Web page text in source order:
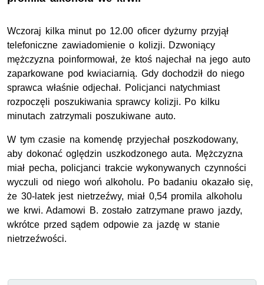
Wczoraj kilka minut po 12.00 oficer dyżurny przyjął
telefoniczne zawiadomienie o kolizji. Dzwoniący
mężczyzna poinformował, że ktoś najechał na jego auto
zaparkowane pod kwiaciarnią. Gdy dochodził do niego
sprawca właśnie odjechał. Policjanci natychmiast
rozpoczęli poszukiwania sprawcy kolizji. Po kilku
minutach zatrzymali poszukiwane auto.
W tym czasie na komendę przyjechał poszkodowany,
aby dokonać oględzin uszkodzonego auta. Mężczyzna
miał pecha, policjanci trakcie wykonywanych czynności
wyczuli od niego woń alkoholu. Po badaniu okazało się,
że 30-latek jest nietrzeźwy, miał 0,54 promila alkoholu
we krwi. Adamowi B. zostało zatrzymane prawo jazdy,
wkrótce przed sądem odpowie za jazdę w stanie
nietrzeźwości.